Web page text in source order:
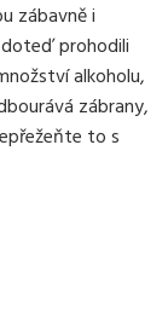
zábavně i
prohodili
alkoholu,
zábrany,
to s